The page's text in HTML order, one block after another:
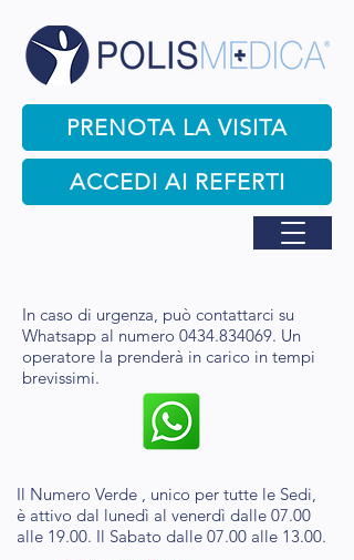
PRENOTA LA VISITA
ACCEDI AI REFERTI
In caso di urgenza, può contattarci su
Whatsapp al numero 0434.834069. Un
operatore la prenderà in carico in tempi
brevissimi.
Il Numero Verde , unico per tutte le Sedi,
è attivo dal lunedì al venerdì dalle 07.00
alle 19.00. Il Sabato dalle 07.00 alle 13.00.